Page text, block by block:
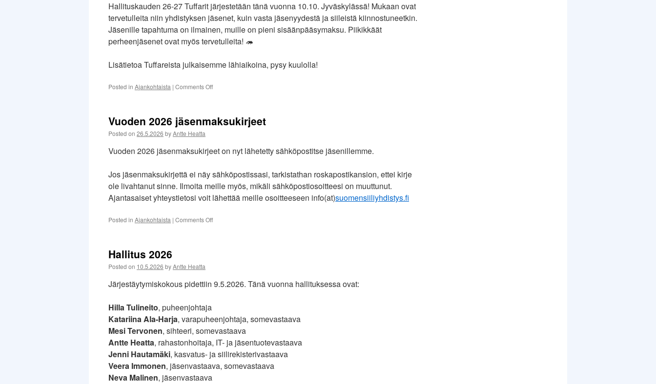
Hallituskauden 26-27 Tuffarit järjestetään tänä vuonna 10.10. Jyväskylässä! Mukaan ovat
tervetulleita niin yhdistyksen jäsenet, kuin vasta jäsenyydestä ja siileistä kiinnostuneetkin.
Jäsenille tapahtuma on ilmainen, muille on pieni sisäänpääsymaksu. Piikikkäät
perheenjäsenet ovat myös tervetulleita! 🦔
Lisätietoa Tuffareista julkaisemme lähiaikoina, pysy kuulolla!
Posted in Ajankohtaista | Comments Offon
DATE
Vuoden 2026 jäsenmaksukirjeet
Posted on 26.5.2026 byAntte Heatta
Vuoden 2026 jäsenmaksukirjeet on nyt lähetetty sähköpostitse jäsenillemme.
Jos jäsenmaksukirjettä ei näy sähköpostissasi, tarkistathan roskapostikansion, ettei kirje
ole livahtanut sinne. Ilmoita meille myös, mikäli sähköpostiosoitteesi on muuttunut.
Ajantasaiset yhteystietosi voit lähettää meille osoitteeseen info(at)suomensiiliyhdistys.fi
Posted in Ajankohtaista | Comments Offon
Hallitus 2026
Posted on 10.5.2026 byAntte Heatta
Järjestäytymiskokous pidettiin 9.5.2026. Tänä vuonna hallituksessa ovat:
Hilla Tulineito, puheenjohtaja
Katariina Ala-Harja, varapuheenjohtaja, somevastaava
Mesi Tervonen, sihteeri, somevastaava
Antte Heatta, rahastonhoitaja, IT- ja jäsentuotevastaava
Jenni Hautamäki, kasvatus- ja siilirekisterivastaava
Veera Immonen, jäsenvastaava, somevastaava
Neva Malinen, jäsenvastaava